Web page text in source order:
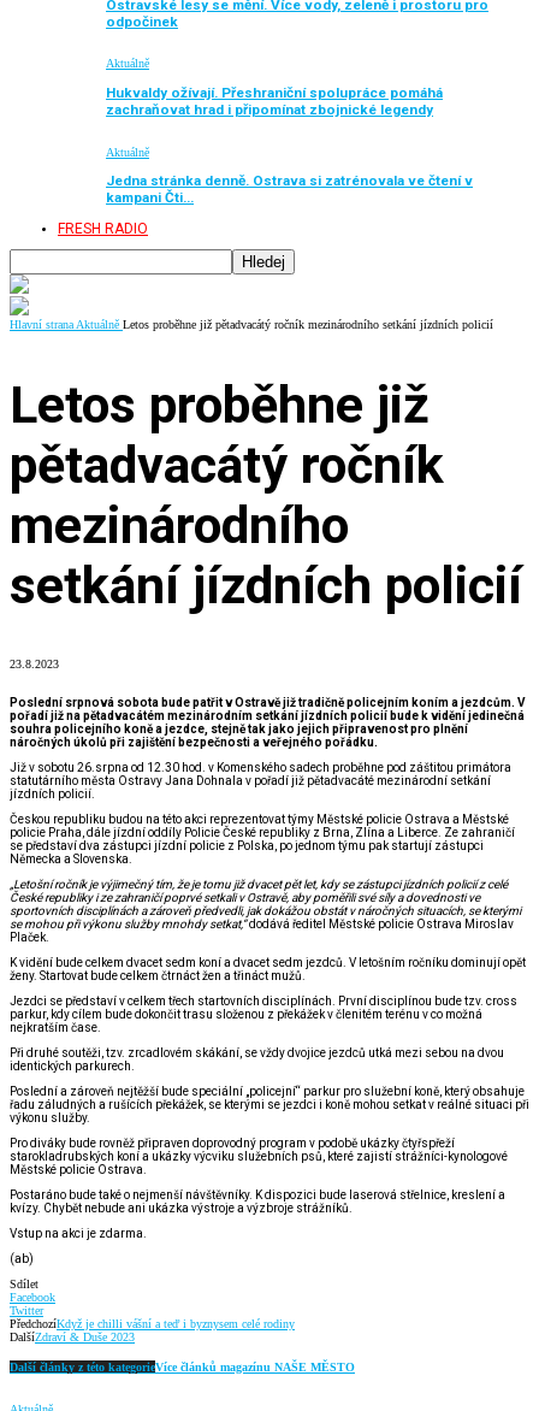
Ostravské lesy se mění. Více vody, zeleně i prostoru pro
odpočinek
Aktuálně
Hukvaldy ožívají. Přeshraniční spolupráce pomáhá
zachraňovat hrad i připomínat zbojnické legendy
Aktuálně
Jedna stránka denně. Ostrava si zatrénovala ve čtení v
kampani Čti…
FRESH RADIO
Hlavní strana Aktuálně Letos proběhne již pětadvacátý ročník mezinárodního setkání jízdních policií
Letos proběhne již
pětadvacátý ročník
mezinárodního
setkání jízdních policií
23.8.2023
Poslední srpnová sobota bude patřit v Ostravě již tradičně policejním koním a jezdcům. V
pořadí již na pětadvacátém mezinárodním setkání jízdních policií bude k vidění jedinečná
souhra policejního koně a jezdce, stejně tak jako jejich připravenost pro plnění
náročných úkolů při zajištění bezpečnosti a veřejného pořádku.
Již v sobotu 26.srpna od 12.30 hod. v Komenského sadech proběhne pod záštitou primátora
statutárního města Ostravy Jana Dohnala v pořadí již pětadvacáté mezinárodní setkání
jízdních policií.
Českou republiku budou na této akci reprezentovat týmy Městské policie Ostrava a Městské
policie Praha, dále jízdní oddíly Policie České republiky z Brna, Zlína a Liberce. Ze zahraničí
se představí dva zástupci jízdní policie z Polska, po jednom týmu pak startují zástupci
Německa a Slovenska.
„Letošní ročník je výjimečný tím, že je tomu již dvacet pět let, kdy se zástupci jízdních policií z celé
České republiky i ze zahraničí poprvé setkali v Ostravě, aby poměřili své síly a dovednosti ve
sportovních disciplínách a zároveň předvedli, jak dokážou obstát v náročných situacích, se kterými
se mohou při výkonu služby mnohdy setkat,“dodává ředitel Městské policie Ostrava Miroslav
Plaček.
K vidění bude celkem dvacet sedm koní a dvacet sedm jezdců. V letošním ročníku dominují opět
ženy. Startovat bude celkem čtrnáct žen a třináct mužů.
Jezdci se představí v celkem třech startovních disciplínách. První disciplínou bude tzv. cross
parkur, kdy cílem bude dokončit trasu složenou z překážek v členitém terénu v co možná
nejkratším čase.
Při druhé soutěži, tzv. zrcadlovém skákání, se vždy dvojice jezdců utká mezi sebou na dvou
identických parkurech.
Poslední a zároveň nejtěžší bude speciální „policejní“ parkur pro služební koně, který obsahuje
řadu záludných a rušících překážek, se kterými se jezdci i koně mohou setkat v reálné situaci při
výkonu služby.
Pro diváky bude rovněž připraven doprovodný program v podobě ukázky čtyřspřeží
starokladrubských koní a ukázky výcviku služebních psů, které zajistí strážníci-kynologové
Městské policie Ostrava.
Postaráno bude také o nejmenší návštěvníky. K dispozici bude laserová střelnice, kreslení a
kvízy. Chybět nebude ani ukázka výstroje a výzbroje strážníků.
Vstup na akci je zdarma.
(ab)
Sdílet
Facebook
Twitter
PředchozíKdyž je chilli vášní a teď i byznysem celé rodiny
DalšíZdraví & Duše 2023
Další články z této kategorieVíce článků magazínu NAŠE MĚSTO